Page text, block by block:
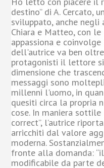
destino” di A. Cercato,
sviluppato, anche
Chiara e Matteo, con
appassiona e
dell'autrice va ben
protagonisti il lettore
dimensione che
messaggi sono
millenni l'uomo, in
quesiti circa la propria
cose. In maniera
correct”, l’autrice
arricchiti dal valore
moderna.
fronte alla domanda:
modificabile da parte